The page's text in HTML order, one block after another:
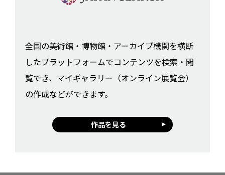
全国の美術館・博物館・アーカイブ機関を横断
したプラットフォームでコンテンツを検索・閲
覧でき、マイギャラリー（オンライン展覧会）
の作成などができます。
作品を見る